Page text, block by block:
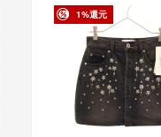
1%還元